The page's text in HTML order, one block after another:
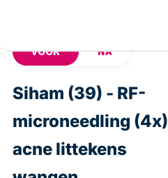
VOOR NA
Siham (39) - RF-
microneedling (4x)
acne littekens